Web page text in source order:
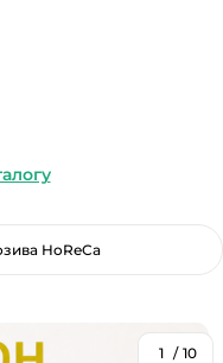
HoReCa
1 / 10